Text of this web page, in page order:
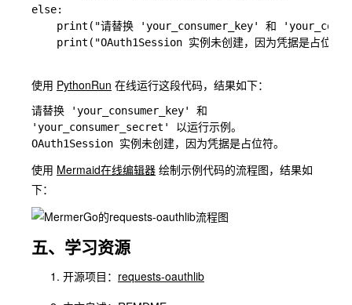
else:
print("请替换 'your_consumer_key' 和
print("OAuth1Session 实例未创建，因为凭据是占位符
使用 PythonRun 在线运行这段代码，结果如下：
请替换 'your_consumer_key' 和
'your_consumer_secret' 以运行示例。
使用 Mermaid在线编辑器 绘制示例代码的流程图，结果如
下：
五、学习资源
开源项目： requests-oauthlib